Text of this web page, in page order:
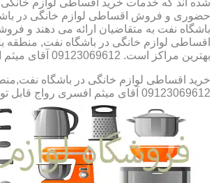
شده اند که خدمات خرید اقساطی لوازم
حضوری و فروش اقساطی لوازم خانگی در
باشگاه نفت به متقاضیان ارائه می دهند و
اقساطی لوازم خانگی در باشگاه نفت, منطقه
بهترین مراکز است. 09123069612 آقای میثم افسری
خرید اقساطی لوازم خانگی در باشگاه
09123069612 آقای میثم افسری
رواج قابل